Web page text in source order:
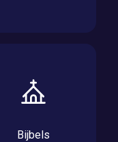
Bijbels